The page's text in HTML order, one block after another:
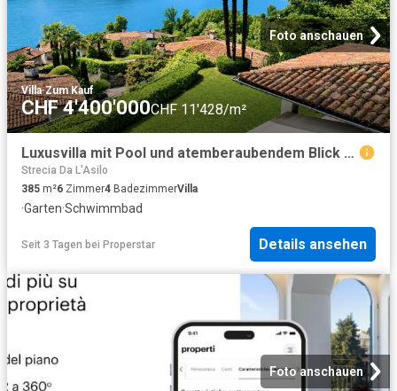
Foto anschauen
Villa·Zum Kauf
CHF 4'400'000CHF 11'428/m²
Luxusvilla mit Pool und atemberaubendem Blick auf den Lago di Lugo
Strecia Da L'Asilo
385 m²6 Zimmer4 BadezimmerVilla
·Garten·Schwimmbad
Seit 3 Tagen bei Properstar Details ansehen
Foto anschauen